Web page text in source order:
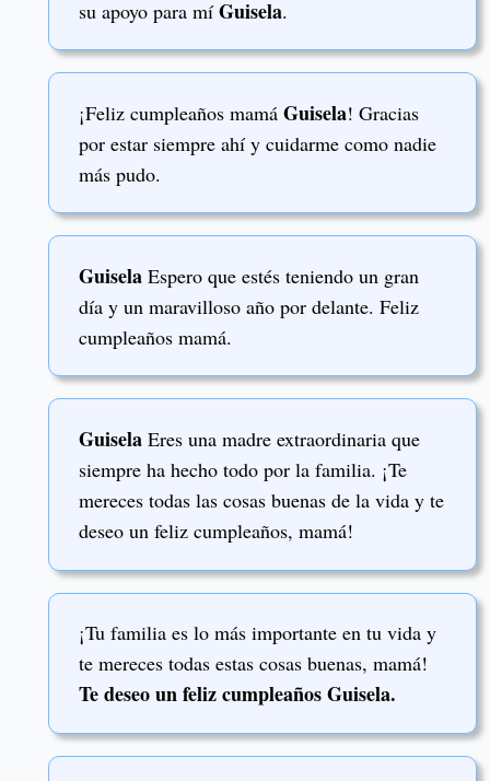
su apoyo para mí Guisela.
¡Feliz cumpleaños mamá Guisela! Gracias
por estar siempre ahí y cuidarme como nadie
más pudo.
Guisela Espero que estés teniendo un gran
día y un maravilloso año por delante. Feliz
cumpleaños mamá.
Guisela Eres una madre extraordinaria que
siempre ha hecho todo por la familia. ¡Te
mereces todas las cosas buenas de la vida y te
deseo un feliz cumpleaños, mamá!
¡Tu familia es lo más importante en tu vida y
te mereces todas estas cosas buenas, mamá!
Te deseo un feliz cumpleaños Guisela.